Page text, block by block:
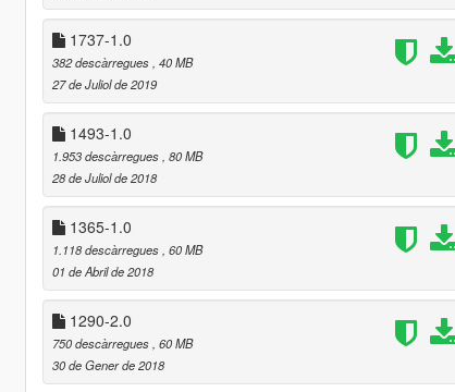
1737-1.0
382 descàrregues , 40 MB
27 de Juliol de 2019
1493-1.0
1.953 descàrregues , 80 MB
28 de Juliol de 2018
1365-1.0
1.118 descàrregues , 60 MB
01 de Abril de 2018
1290-2.0
750 descàrregues , 60 MB
30 de Gener de 2018